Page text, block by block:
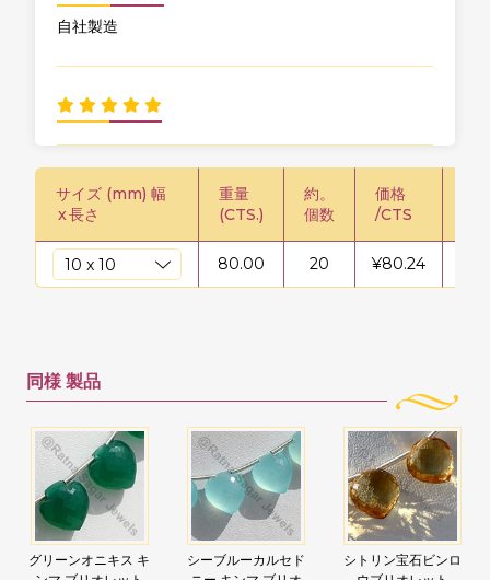
自社製造
サイズ (mm) 幅
x長さ
重量
(CTS.)
約。
個数
価格
/CTS
80.00 20 ¥80.24
同様 製品
グリーンオニキス キ
シーブルーカルセド
シトリン宝石ビンロ